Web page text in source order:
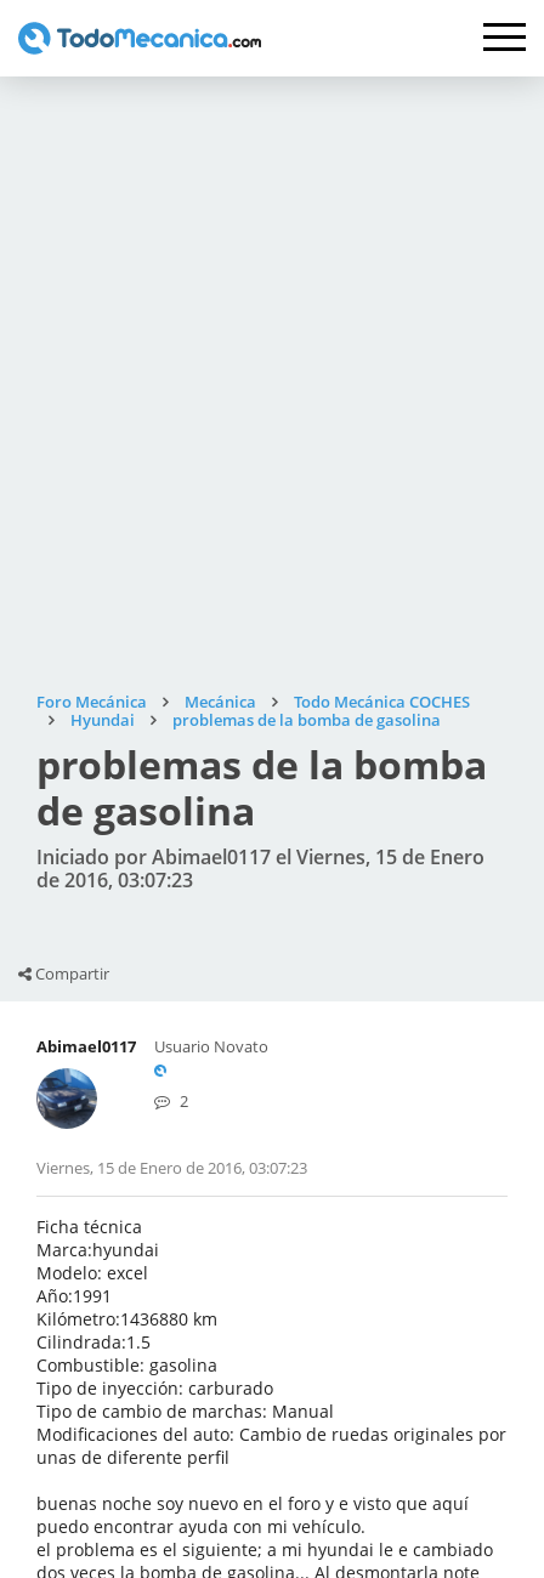
Foro Mecánica Mecánica
Todo Mecánica COCHES
Hyundai
problemas de la bomba de gasolina
problemas de la bomba
de gasolina
Iniciado por Abimael0117 el Viernes, 15 de Enero
de 2016, 03:07:23
Compartir
Abimael0117 Usuario Novato
2
Viernes, 15 de Enero de 2016, 03:07:23
Ficha técnica
Marca:hyundai
Modelo: excel
Año:1991
Kilómetro:1436880 km
Cilindrada:1.5
Combustible: gasolina
Tipo de inyección: carburado
Tipo de cambio de marchas: Manual
Modificaciones del auto: Cambio de ruedas originales por
unas de diferente perfil
buenas noche soy nuevo en el foro y e visto que aquí
puedo encontrar ayuda con mi vehículo.
el problema es el siguiente; a mi hyundai le e cambiado
dos veces la bomba de gasolina... Al desmontarla note